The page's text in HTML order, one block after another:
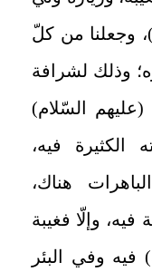
وجعلنا من كلّ
وذلك لشرافة
السّلام)
الكثيرة فيه،
هناك،
وإلّا فغيبة
فيه وفي البئر